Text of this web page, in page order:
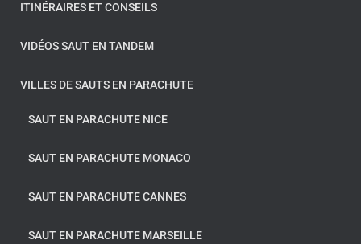
ITINÉRAIRES ET CONSEILS
VIDÉOS SAUT EN TANDEM
VILLES DE SAUTS EN PARACHUTE
SAUT EN PARACHUTE NICE
SAUT EN PARACHUTE MONACO
SAUT EN PARACHUTE CANNES
SAUT EN PARACHUTE MARSEILLE